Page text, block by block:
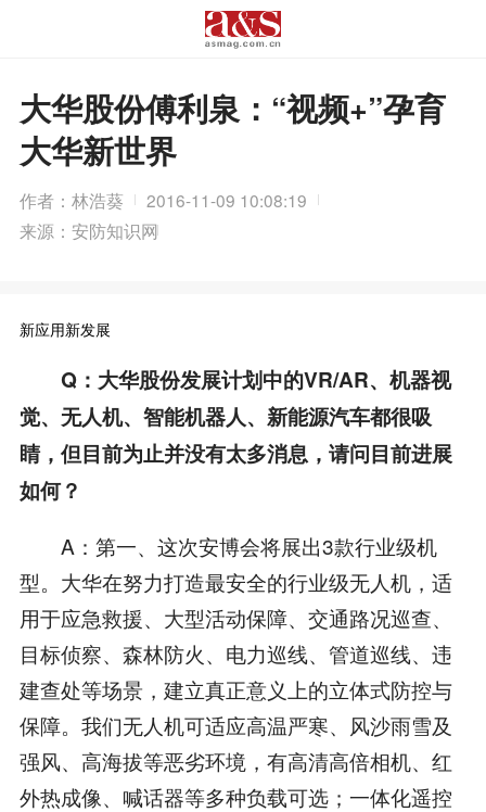
大华股份傅利泉：“视频+”孕育
大华新世界
作者：林浩葵
2016-11-09 10:08:19
来源：安防知识网
新应用新发展
Q：大华股份发展计划中的VR/AR、机器视
觉、无人机、智能机器人、新能源汽车都很吸
睛，但目前为止并没有太多消息，请问目前进展
如何？
A：第一、这次安博会将展出3款行业级机
型。大华在努力打造最安全的行业级无人机，适
用于应急救援、大型活动保障、交通路况巡查、
目标侦察、森林防火、电力巡线、管道巡线、违
建查处等场景，建立真正意义上的立体式防控与
保障。我们无人机可适应高温严寒、风沙雨雪及
强风、高海拔等恶劣环境，有高清高倍相机、红
外热成像、喊话器等多种负载可选；一体化遥控